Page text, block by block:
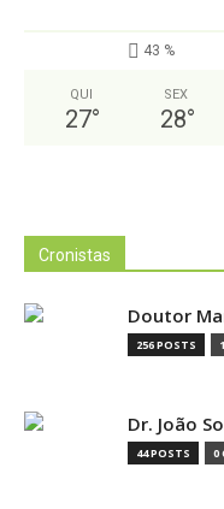
43 %
QUI
27°
SEX
28°
Cronistas
Doutor
256 POSTS
Dr. João
44 POSTS 0